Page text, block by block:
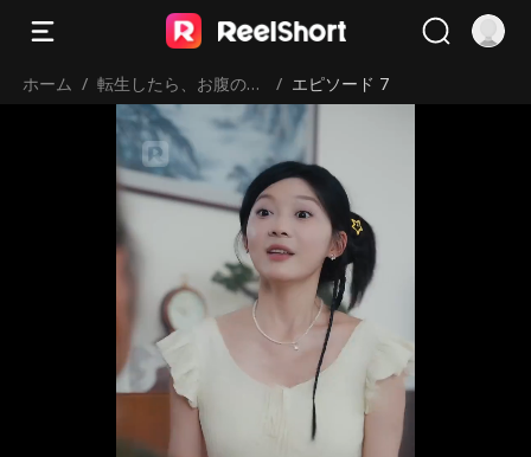
ホーム / 転生したら、お腹の子
の父親はまさかの白髪
少年
/ エピソード 7